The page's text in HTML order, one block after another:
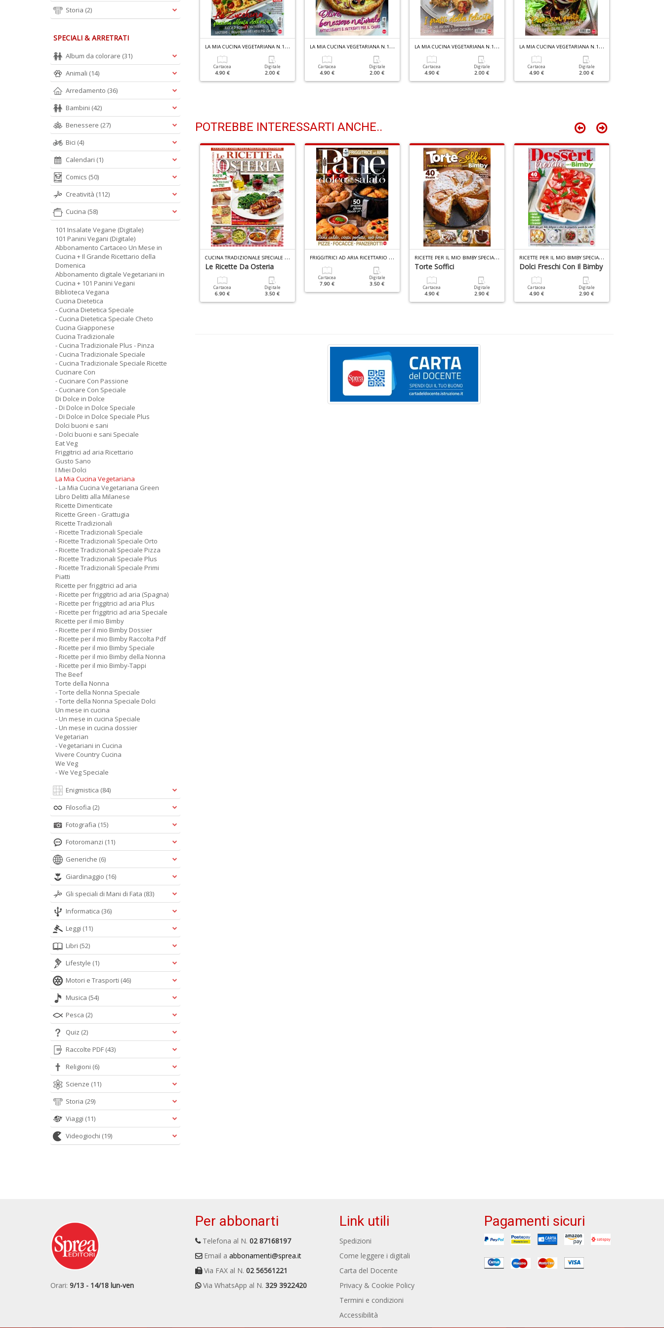
Per Assaporare I Fiori
Digitale
1.90 €
La Primavera Nel Piatto
3.90 €
Digitale
1.90 €
L
A MIA CUCINA VEGETARIANA N.138
Cartacea
4.90 €
Digitale
2.00 €
L
A MIA CUCINA VEGETARIANA N.137
Cartacea
4.90 €
Digitale
2.00 €
L
A MIA CUCINA VEGETARIANA N.136
Cartacea
4.90 €
Digitale
2.00 €
L
A MIA CUCINA VEGETARIANA N.135
Cartacea
4.90 €
Digitale
2.00 €
POTREBBE INTERESSARTI ANCHE..
R
ICETTE TRADIZIONALI SPECIALE N.8
Digitale
1.90 €
Cartacea
C
UCINA TRADIZIONALE SPECIALE N.1
Le Ricette Da Osteria
Cartacea
6.90 €
Digitale
3.50 €
F
RIGGITRICI AD ARIA RICETTARIO N.2
Cartacea
7.90 €
Digitale
3.50 €
R
ICETTE PER IL MIO BIMBY SPECIALE N.3
Torte Soffici
Cartacea
4.90 €
Digitale
2.90 €
R
ICETTE PER IL MIO BIMBY SPECIALE N.8
Dolci Freschi Con Il Bimby
Cartacea
4.90 €
Digitale
2.90 €
Storia (2)
SPECIALI & ARRETRATI
Album da colorare (31)
Animali (14)
Arredamento (36)
Bambini (42)
Benessere (27)
Bici (4)
Calendari (1)
Comics (50)
Creatività (112)
Cucina (58)
101 Insalate Vegane (Digitale)
101 Panini Vegani (Digitale)
Abbonamento Cartaceo Un Mese in
Cucina + Il Grande Ricettario della
Domenica
Abbonamento digitale Vegetariani in
Cucina + 101 Panini Vegani
Biblioteca Vegana
Cucina Dietetica
- Cucina Dietetica Speciale
- Cucina Dietetica Speciale Cheto
Cucina Giapponese
Cucina Tradizionale
- Cucina Tradizionale Plus - Pinza
- Cucina Tradizionale Speciale
- Cucina Tradizionale Speciale Ricette
Cucinare Con
- Cucinare Con Passione
- Cucinare Con Speciale
Di Dolce in Dolce
- Di Dolce in Dolce Speciale
- Di Dolce in Dolce Speciale Plus
Dolci buoni e sani
- Dolci buoni e sani Speciale
Eat Veg
Friggitrici ad aria Ricettario
Gusto Sano
I Miei Dolci
La Mia Cucina Vegetariana
- La Mia Cucina Vegetariana Green
Libro Delitti alla Milanese
Ricette Dimenticate
Ricette Green - Grattugia
Ricette Tradizionali
- Ricette Tradizionali Speciale
- Ricette Tradizionali Speciale Orto
- Ricette Tradizionali Speciale Pizza
- Ricette Tradizionali Speciale Plus
- Ricette Tradizionali Speciale Primi
Piatti
Ricette per friggitrici ad aria
- Ricette per friggitrici ad aria (Spagna)
- Ricette per friggitrici ad aria Plus
- Ricette per friggitrici ad aria Speciale
Ricette per il mio Bimby
- Ricette per il mio Bimby Dossier
- Ricette per il mio Bimby Raccolta Pdf
- Ricette per il mio Bimby Speciale
- Ricette per il mio Bimby della Nonna
- Ricette per il mio Bimby-Tappi
The Beef
Torte della Nonna
- Torte della Nonna Speciale
- Torte della Nonna Speciale Dolci
Un mese in cucina
- Un mese in cucina Speciale
- Un mese in cucina dossier
Vegetarian
- Vegetariani in Cucina
Vivere Country Cucina
We Veg
- We Veg Speciale
Enigmistica (84)
Filosofia (2)
Fotografia (15)
Fotoromanzi (11)
Generiche (6)
Giardinaggio (16)
Gli speciali di Mani di Fata (83)
Informatica (36)
Leggi (11)
Libri (52)
Lifestyle (1)
Motori e Trasporti (46)
Musica (54)
Pesca (2)
Quiz (2)
Raccolte PDF (43)
Religioni (6)
Scienze (11)
Storia (29)
Viaggi (11)
Videogiochi (19)
Orari: 9/13 - 14/18 lun-ven
Per abbonarti
Telefona al N. 02 87168197
Email a abbonamenti@sprea.it
Via FAX al N. 02 56561221
Via WhatsApp al N. 329 3922420
Link utili
Spedizioni
Come leggere i digitali
Carta del Docente
Privacy & Cookie Policy
Termini e condizioni
Accessibilità
Pagamenti sicuri